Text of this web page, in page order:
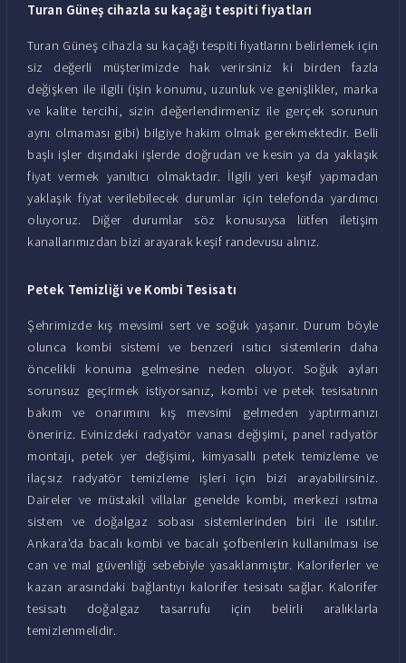
Turan Güneş cihazla su kaçağı tespiti fiyatları
Turan Güneş cihazla su kaçağı tespiti fiyatlarını belirlemek için
siz değerli müşterimizde hak verirsiniz ki birden fazla
değişken ile ilgili (işin konumu, uzunluk ve genişlikler, marka
ve kalite tercihi, sizin değerlendirmeniz ile gerçek sorunun
aynı olmaması gibi) bilgiye hakim olmak gerekmektedir. Belli
başlı işler dışındaki işlerde doğrudan ve kesin ya da yaklaşık
fiyat vermek yanıltıcı olmaktadır. İlgili yeri keşif yapmadan
yaklaşık fiyat verilebilecek durumlar için telefonda yardımcı
oluyoruz. Diğer durumlar söz konusuysa lütfen iletişim
kanallarımızdan bizi arayarak keşif randevusu alınız.
Petek Temizliği ve Kombi Tesisatı
Şehrimizde kış mevsimi sert ve soğuk yaşanır. Durum böyle
olunca kombi sistemi ve benzeri ısıtıcı sistemlerin daha
öncelikli konuma gelmesine neden oluyor. Soğuk ayları
sorunsuz geçirmek istiyorsanız, kombi ve petek tesisatının
bakım ve onarımını kış mevsimi gelmeden yaptırmanızı
öneririz. Evinizdeki radyatör vanası değişimi, panel radyatör
montajı, petek yer değişimi, kimyasallı petek temizleme ve
ilaçsız radyatör temizleme işleri için bizi arayabilirsiniz.
Daireler ve müstakil villalar genelde kombi, merkezi ısıtma
sistem ve doğalgaz sobası sistemlerinden biri ile ısıtılır.
Ankara'da bacalı kombi ve bacalı şofbenlerin kullanılması ise
can ve mal güvenliği sebebiyle yasaklanmıştır. Kaloriferler ve
kazan arasındaki bağlantıyı kalorifer tesisatı sağlar. Kalorifer
tesisatı doğalgaz tasarrufu için belirli aralıklarla
temizlenmelidir.